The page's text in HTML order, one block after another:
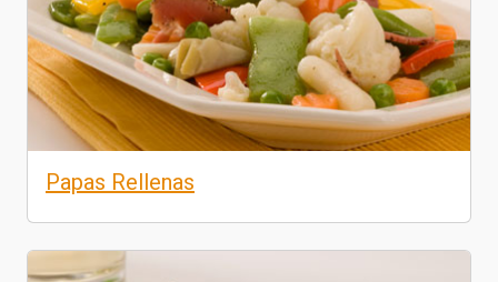
Papas Rellenas